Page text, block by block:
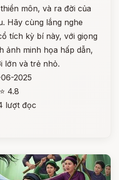
môn, và ra đời của
Hãy cùng lắng nghe
tích kỳ bí này, với giọng
ảnh minh họa hấp dẫn,
lớn và trẻ nhỏ.
2025
⭐ 4.8
lượt đọc